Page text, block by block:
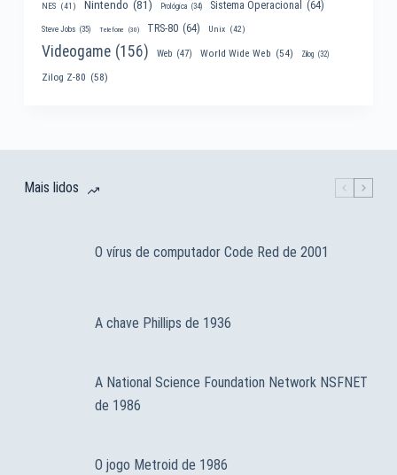
NES (41) Nintendo (81) Prológica (34) Sistema Operacional (64)
Steve Jobs (35) Telefone (30) TRS-80 (64) Unix (42)
Videogame (156) Web (47) World Wide Web (54) Zilog (32)
Zilog Z-80 (58)
Mais lidos
O vírus de computador Code Red de 2001
A chave Phillips de 1936
A National Science Foundation Network NSFNET
de 1986
O jogo Metroid de 1986